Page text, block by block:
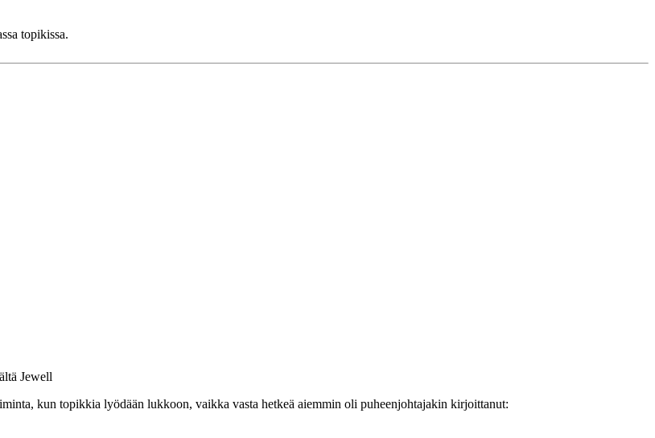
topikissa.
Jewell
kun topikkia lyödään lukkoon, vaikka vasta hetkeä aiemmin oli puheenjohtajakin kirjoittanut: